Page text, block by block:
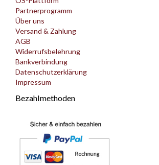
Partnerprogramm
Über uns
Versand & Zahlung
AGB
Widerrufsbelehrung
Bankverbindung
Datenschutzerklärung
Impressum
Bezahlmethoden